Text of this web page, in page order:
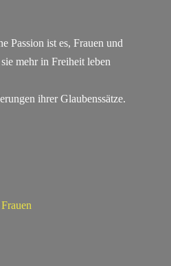
Passion ist es, Frauen und
mehr in Freiheit leben
ihrer Glaubenssätze.